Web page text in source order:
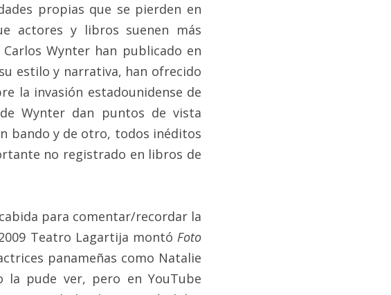
propias que se pierden en
actores y libros suenen más
Wynter han publicado en
estilo y narrativa, han ofrecido
la invasión estadounidense de
de Wynter dan puntos de vista
bando y de otro, todos inéditos
no registrado en libros de
para comentar/recordar la
Teatro Lagartija montó Foto
panameñas como Natalie
la pude ver, pero en YouTube